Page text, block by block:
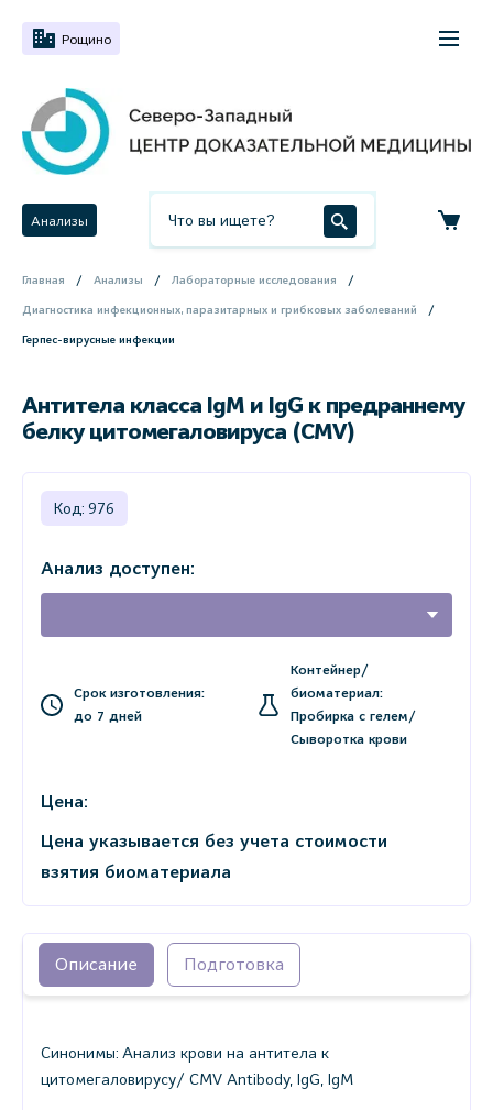
Рощино
Анализы
Главная Анализы Лабораторные исследования
Диагностика инфекционных, паразитарных и грибковых заболеваний
Герпес-вирусные инфекции
Антитела класса IgM и IgG к предраннему
белку цитомегаловируса (CMV)
Код: 976
Анализ доступен:
Срок изготовления:
до 7 дней
Контейнер/
биоматериал:
Пробирка с гелем/
Сыворотка крови
Цена:
Цена указывается без учета стоимости
взятия биоматериала
Описание Подготовка
Синонимы: Анализ крови на антитела к
цитомегаловирусу/ CMV Antibody, IgG, IgM